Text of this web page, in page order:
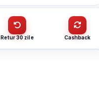
Retur 30 zile Cashback